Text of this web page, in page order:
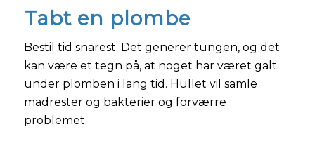
Tabt en plombe
Bestil tid snarest. Det generer tungen, og det
kan være et tegn på, at noget har været galt
under plomben i lang tid. Hullet vil samle
madrester og bakterier og forværre
problemet.